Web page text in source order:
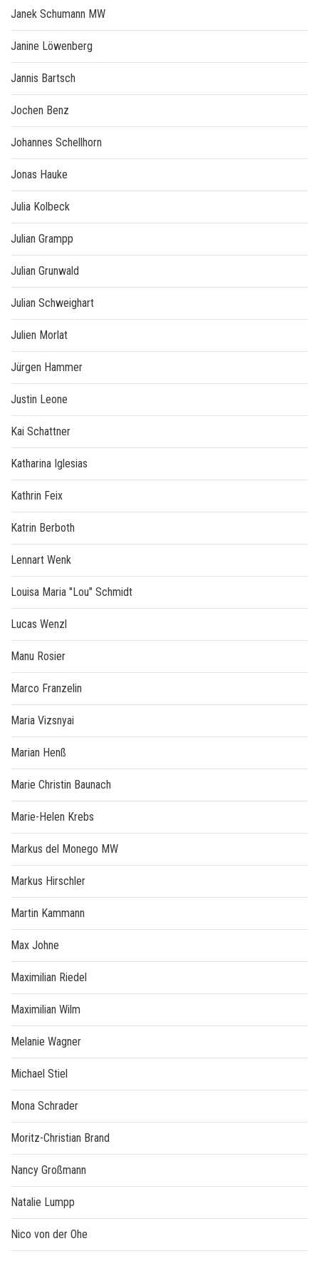
Janek Schumann MW
Janine Löwenberg
Jannis Bartsch
Jochen Benz
Johannes Schellhorn
Jonas Hauke
Julia Kolbeck
Julian Grampp
Julian Grunwald
Julian Schweighart
Julien Morlat
Jürgen Hammer
Justin Leone
Kai Schattner
Katharina Iglesias
Kathrin Feix
Katrin Berboth
Lennart Wenk
Louisa Maria "Lou" Schmidt
Lucas Wenzl
Manu Rosier
Marco Franzelin
Maria Vizsnyai
Marian Henß
Marie Christin Baunach
Marie-Helen Krebs
Markus del Monego MW
Markus Hirschler
Martin Kammann
Max Johne
Maximilian Riedel
Maximilian Wilm
Melanie Wagner
Michael Stiel
Mona Schrader
Moritz-Christian Brand
Nancy Großmann
Natalie Lumpp
Nico von der Ohe